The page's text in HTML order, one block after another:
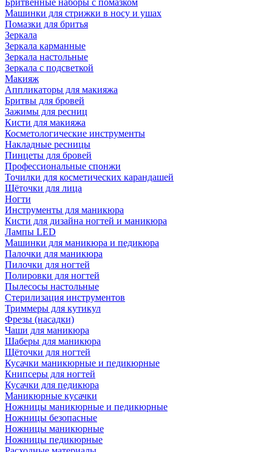
Бритвенные наборы с помазком
Машинки для стрижки в носу и ушах
Помазки для бритья
Зеркала
Зеркала карманные
Зеркала настольные
Зеркала с подсветкой
Макияж
Аппликаторы для макияжа
Бритвы для бровей
Зажимы для ресниц
Кисти для макияжа
Косметологические инструменты
Накладные ресницы
Пинцеты для бровей
Профессиональные спонжи
Точилки для косметических карандашей
Щёточки для лица
Ногти
Инструменты для маникюра
Кисти для дизайна ногтей и маникюра
Лампы LED
Машинки для маникюра и педикюра
Палочки для маникюра
Пилочки для ногтей
Полировки для ногтей
Пылесосы настольные
Стерилизация инструментов
Триммеры для кутикул
Фрезы (насадки)
Чаши для маникюра
Шаберы для маникюра
Щёточки для ногтей
Кусачки маникюрные и педикюрные
Книпсеры для ногтей
Кусачки для педикюра
Маникюрные кусачки
Ножницы маникюрные и педикюрные
Ножницы безопасные
Ножницы маникюрные
Ножницы педикюрные